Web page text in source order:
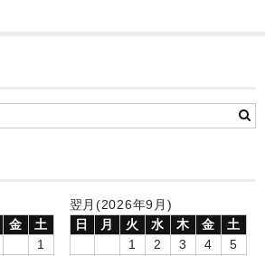
金
土
1
翌月(2026年9月)
日
月 火 水 木 金
土
1
2 3 4
5